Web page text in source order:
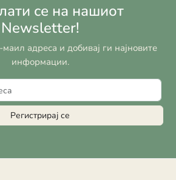
се на нашиот
Newsletter!
маил адреса и добивај ги најновите
информации.
Регистрирај се